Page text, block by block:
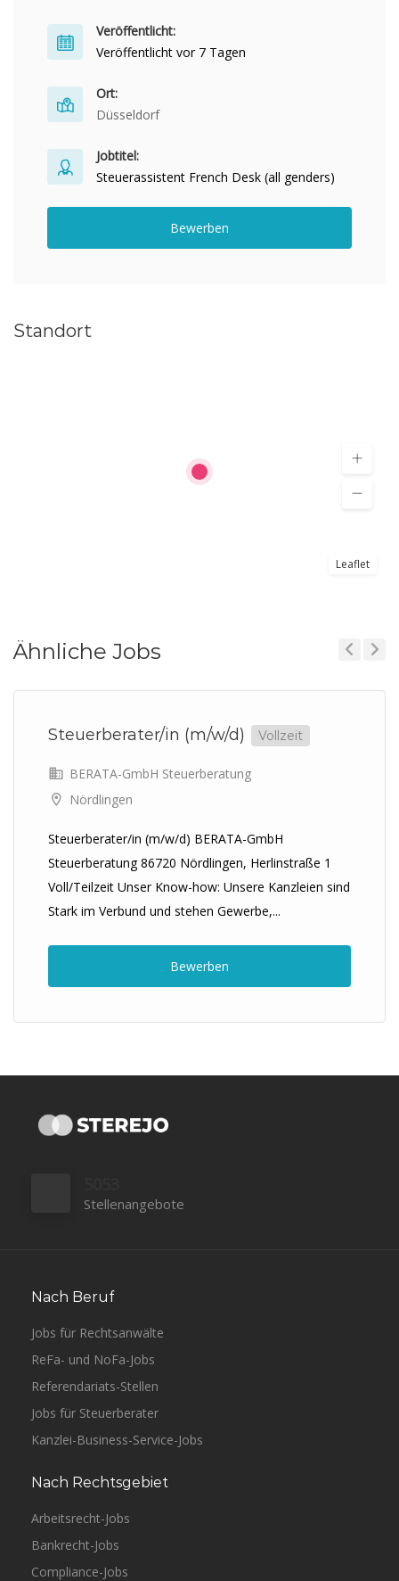
Veröffentlicht:
Veröffentlicht vor 7 Tagen
Ort:
Düsseldorf
Jobtitel:
Steuerassistent French Desk (all genders)
Bewerben
Standort
Leaflet
Ähnliche Jobs
Steuerberater/in (m/w/d) Vollzeit
BERATA-GmbH Steuerberatung
Nördlingen
Steuerberater/in (m/w/d) BERATA-GmbH
Steuerberatung 86720 Nördlingen, Herlinstraße 1
Voll/Teilzeit Unser Know-how: Unsere Kanzleien sind
Stark im Verbund und stehen Gewerbe,...
Bewerben
Stellenangebote
Nach Beruf
Jobs für Rechtsanwälte
ReFa- und NoFa-Jobs
Referendariats-Stellen
Jobs für Steuerberater
Kanzlei-Business-Service-Jobs
Nach Rechtsgebiet
Arbeitsrecht-Jobs
Bankrecht-Jobs
Compliance-Jobs